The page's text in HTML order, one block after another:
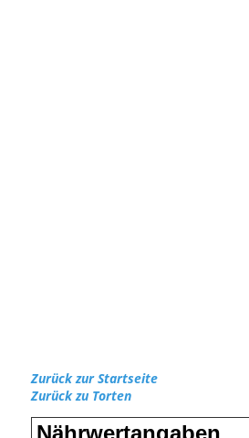
Zurück zur Startseite
Zurück zu Torten
Nährwertangaben